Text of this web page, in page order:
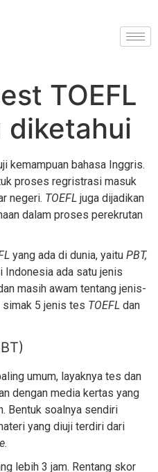
TOEFL
diketahui
kemampuan bahasa Inggris.
proses regristrasi masuk
negeri. TOEFL juga dijadikan
dalam proses perekrutan
yang ada di dunia, yaitu PBT,
Indonesia ada satu jenis
masih awam tentang jenis-
simak 5 jenis tes TOEFL dan
umum, layaknya tes dan
dengan media kertas yang
Bentuk soalnya sendiri
yang diuji terdiri dari
.
lebih 3 jam. Rentang skor